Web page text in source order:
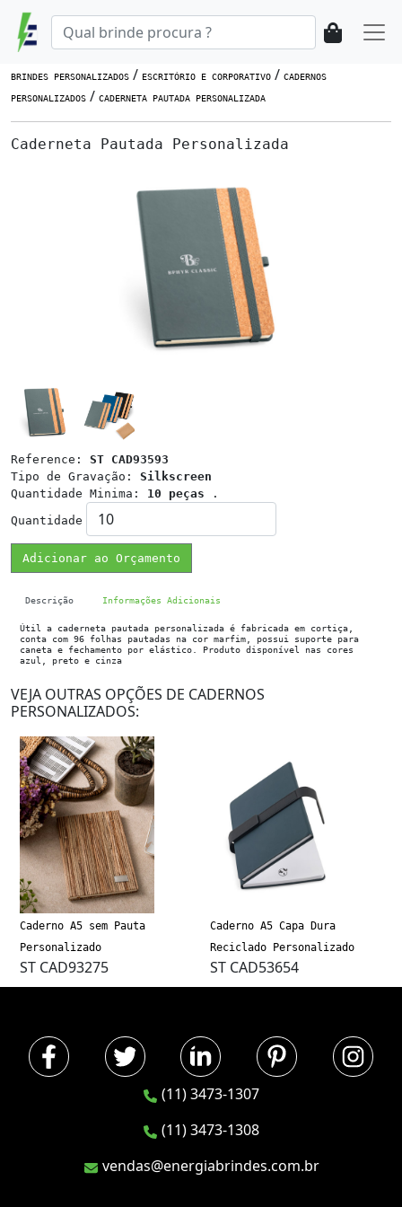
BRINDES PERSONALIZADOS / ESCRITÓRIO E CORPORATIVO / CADERNOS
PERSONALIZADOS / CADERNETA PAUTADA PERSONALIZADA
Caderneta Pautada Personalizada
Reference: ST CAD93593
Tipo de Gravação: Silkscreen
Quantidade Minima: 10 peças .
Quantidade
Adicionar ao Orçamento
Descrição Informações Adicionais
Útil a caderneta pautada personalizada é fabricada em cortiça,
conta com 96 folhas pautadas na cor marfim, possui suporte para
caneta e fechamento por elástico. Produto disponível nas cores
azul, preto e cinza
VEJA OUTRAS OPÇÕES DE CADERNOS
PERSONALIZADOS:
Caderno A5 sem Pauta
Personalizado
ST CAD93275
Caderno A5 Capa Dura
Reciclado Personalizado
ST CAD53654
(11) 3473-1307
(11) 3473-1308
vendas@energiabrindes.com.br